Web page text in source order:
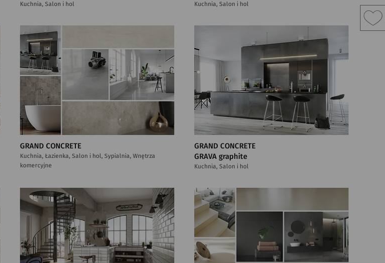
Kuchnia, Salon i hol Kuchnia, Salon i hol
GRAND CONCRETE
Kuchnia, Łazienka, Salon i hol, Sypialnia, Wnętrza
komercyjne
GRAND CONCRETE
GRAVA graphite
Kuchnia, Salon i hol